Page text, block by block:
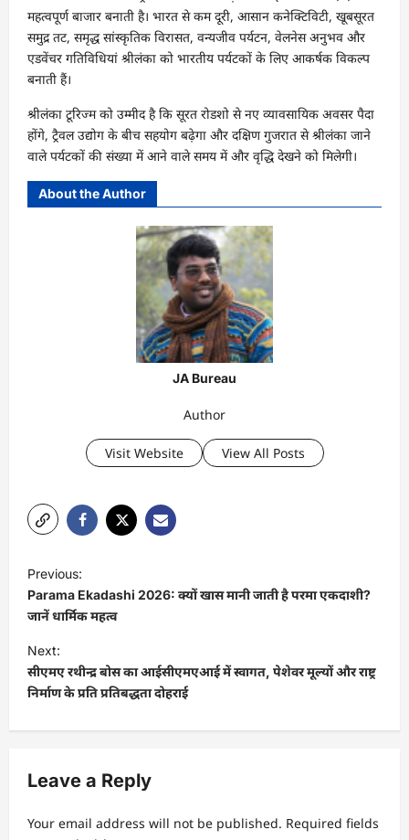
महत्वपूर्ण बाजार बनाती है। भारत से कम दूरी, आसान कनेक्टिविटी, खूबसूरत
समुद्र तट, समृद्ध सांस्कृतिक विरासत, वन्यजीव पर्यटन, वेलनेस अनुभव और
एडवेंचर गतिविधियां श्रीलंका को भारतीय पर्यटकों के लिए आकर्षक विकल्प
बनाती हैं।
श्रीलंका टूरिज्म को उम्मीद है कि सूरत रोडशो से नए व्यावसायिक अवसर पैदा
होंगे, ट्रैवल उद्योग के बीच सहयोग बढ़ेगा और दक्षिण गुजरात से श्रीलंका जाने
वाले पर्यटकों की संख्या में आने वाले समय में और वृद्धि देखने को मिलेगी।
About the Author
JA Bureau
Author
Visit Website View All Posts
P
o
s
t
n
a
v
g
a
Previous:
Parama Ekadashi 2026: क्यों खास मानी जाती है परमा एकदाशी?
जानें धार्मिक महत्व
Next:
सीएमए रथीन्द्र बोस का आईसीएमएआई में स्वागत, पेशेवर मूल्यों और राष्ट्र
निर्माण के प्रति प्रतिबद्धता दोहराई
Leave a Reply
Your email address will not be published. Required fields